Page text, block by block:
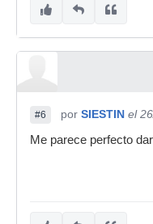
#6 por SIESTIN el
Me parece perfecto